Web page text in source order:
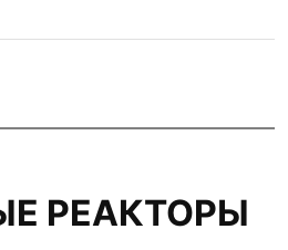
РЕАКТОРЫ